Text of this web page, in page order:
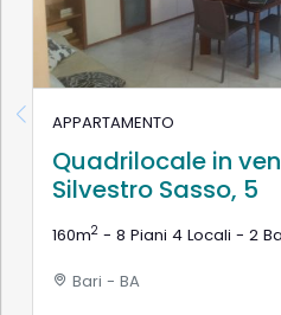
APPARTAMENTO
Quadrilocale in
Silvestro Sasso, 5
160m2 - 8 Piani 4 Locali - 2
Bari - BA